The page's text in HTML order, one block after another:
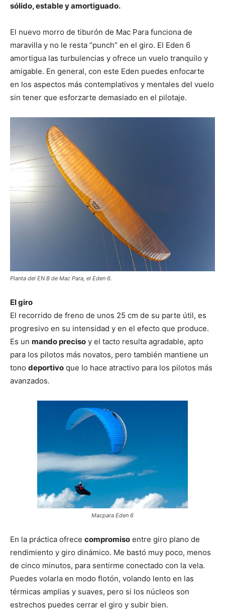
sólido, estable y amortiguado.
El nuevo morro de tiburón de Mac Para funciona de
maravilla y no le resta “punch” en el giro. El Eden 6
amortigua las turbulencias y ofrece un vuelo tranquilo y
amigable. En general, con este Eden puedes enfocarte
en los aspectos más contemplativos y mentales del vuelo
sin tener que esforzarte demasiado en el pilotaje.
Planta del EN B de Mac Para, el Eden 6.
El giro
El recorrido de freno de unos 25 cm de su parte útil, es
progresivo en su intensidad y en el efecto que produce.
Es un mando preciso y el tacto resulta agradable, apto
para los pilotos más novatos, pero también mantiene un
tono deportivo que lo hace atractivo para los pilotos más
avanzados.
Macpara Eden 6
En la práctica ofrece compromiso entre giro plano de
rendimiento y giro dinámico. Me bastó muy poco, menos
de cinco minutos, para sentirme conectado con la vela.
Puedes volarla en modo flotón, volando lento en las
térmicas amplias y suaves, pero si los núcleos son
estrechos puedes cerrar el giro y subir bien.